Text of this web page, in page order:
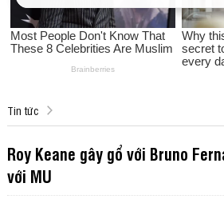
Tin tức
Roy Keane gây gổ với Bruno
với MU